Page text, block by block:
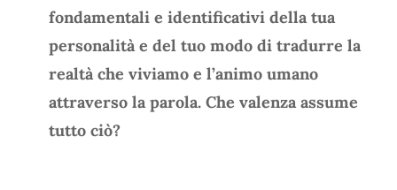
fondamentali e identificativi della tua
personalità e del tuo modo di tradurre la
realtà che viviamo e l’animo umano
attraverso la parola. Che valenza assume
tutto ciò?